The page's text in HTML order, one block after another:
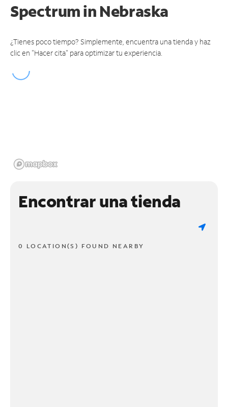
Spectrumin Nebraska
¿Tienes poco tiempo? Simplemente, encuentra una tienda y haz
clic en "Hacer cita" para optimizar tu experiencia.
Encontrar una tienda
0 LOCATION(S) FOUND NEARBY